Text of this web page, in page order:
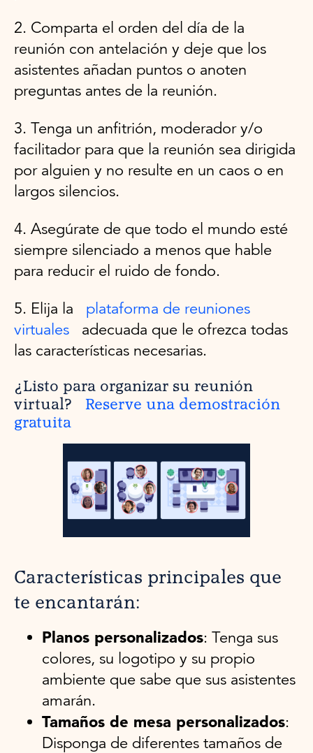
2. Comparta el orden del día de la
reunión con antelación y deje que los
asistentes añadan puntos o anoten
preguntas antes de la reunión.
3. Tenga un anfitrión, moderador y/o
facilitador para que la reunión sea dirigida
por alguien y no resulte en un caos o en
largos silencios.
4. Asegúrate de que todo el mundo esté
siempre silenciado a menos que hable
para reducir el ruido de fondo.
5. Elija la
plataforma de reuniones
virtuales
adecuada que le ofrezca todas
las características necesarias.
¿Listo para organizar su reunión
virtual?
Reserve una demostración
gratuita
Características principales que
te encantarán:
Planos personalizados: Tenga sus
colores, su logotipo y su propio
ambiente que sabe que sus asistentes
amarán.
Tamaños de mesa personalizados:
Disponga de diferentes tamaños de